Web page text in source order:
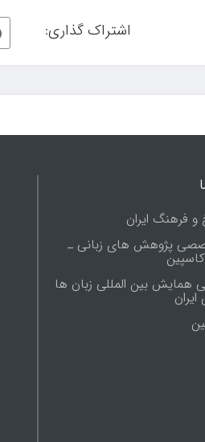
اشتراک گذاری:
و فرهنگ ایران
پژوهش های زبانی ـ
همایش بین المللی زبان ها